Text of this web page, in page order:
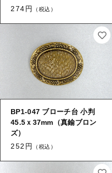
274円
（税込）
BP1-047 ブローチ台 小判
45.5ｘ37mm（真鍮ブロン
ズ）
252円
（税込）